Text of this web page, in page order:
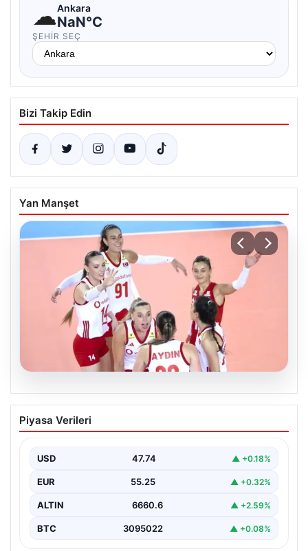
☁Ankara
NaN°C
ŞEHIR SEÇ
Bizi Takip Edin
Yan Manşet
07.08.2026
Filenin Sultanları, Fransa’yı Yenilmez
Serisini Sürdürüyor
öncesinde yaptığı hazırlık maçlarında gösterdiği üstün
performansla…
Piyasa Verileri
USD 47.74 ▲ +0.18%
EUR 55.25 ▲ +0.32%
ALTIN 6660.6 ▲ +2.59%
BTC 3095022 ▲ +0.08%